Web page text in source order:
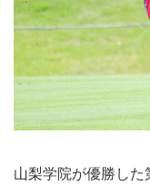
山梨学院が優勝した